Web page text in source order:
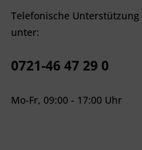
Telefonische
unter:
0721-46 47 29 0
Mo-Fr, 09:00 - 17:00 Uhr